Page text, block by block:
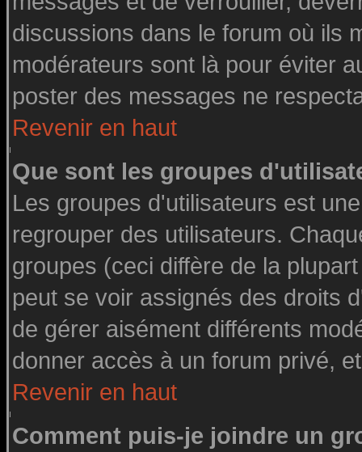
discussions dans le forum où ils
modérateurs sont là pour éviter
poster des messages ne
Revenir en haut
Que sont les groupes
Les groupes d'utilisateurs est
regrouper des utilisateurs.
groupes (ceci diffère de la
peut se voir assignés des droits
de gérer aisément différents
donner accès à un forum privé,
Revenir en haut
Comment puis-je joindre un